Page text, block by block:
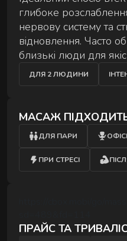
глибоке
нервову систему та
відновлення. Часто
близькі люди для
ДЛЯ 2 ЛЮДИНИ
МАСАЖ
ДЛЯ ПАРИ
ПРИ СТРЕСІ
ПРАЙС ТА
Сеанс для двох —
на вибір.
ЕКСКЛЮЗИВНІ
відновлення.